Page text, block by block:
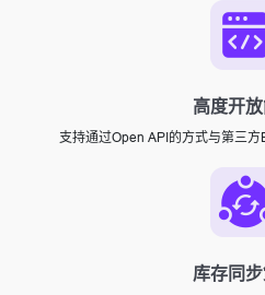
高度开
支持通过Open API的方式与第三
库存同